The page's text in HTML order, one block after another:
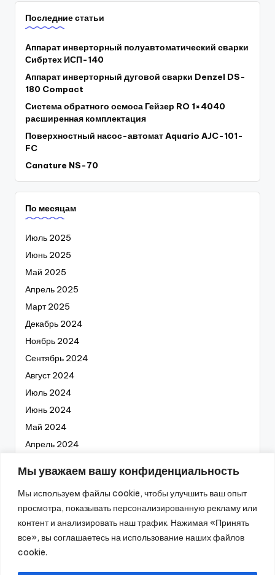
Мы уважаем вашу конфиденциальность
Мы используем файлы cookie, чтобы улучшить ваш опыт
просмотра, показывать персонализированную рекламу или
контент и анализировать наш трафик. Нажимая «Принять
все», вы соглашаетесь на использование наших файлов
cookie.
Последние статьи
Аппарат инверторный полуавтоматический сварки
Сибртех ИСП-140
Аппарат инверторный дуговой сварки Denzel DS-
180 Compact
Система обратного осмоса Гейзер RO 1×4040
расширенная комплектация
Поверхностный насос-автомат Aquario AJC-101-
FC
Canature NS-70
По месяцам
Июль 2025
Июнь 2025
Май 2025
Апрель 2025
Март 2025
Декабрь 2024
Ноябрь 2024
Сентябрь 2024
Август 2024
Июль 2024
Июнь 2024
Май 2024
Апрель 2024
Февраль 2024
Январь 2024
Декабрь 2023
Октябрь 2023